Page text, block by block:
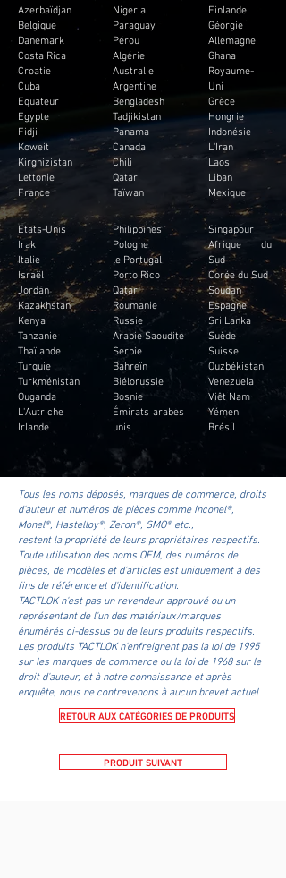
Azerbaïdjan
Belgique
Danemark
Costa Rica
Croatie
Cuba
Equateur
Egypte
Fidji
Koweit
Kirghizistan
Lettonie
France
Etats-Unis
Irak
Italie
Israël
Jordan
Kazakhstan
Kenya
Tanzanie
Thaïlande
Turquie
Turkménistan
Ouganda
L'Autriche
Irlande
Nigeria
Paraguay
Pérou
Algérie
Australie
Argentine
Bengladesh
Tadjikistan
Panama
Canada
Chili
Qatar
Taïwan
Philippines
Pologne
le Portugal
Porto Rico
Qatar
Roumanie
Russie
Arabie Saoudite
Serbie
Bahreïn
Biélorussie
Bosnie
Émirats arabes
unis
Finlande
Géorgie
Allemagne
Ghana
Royaume-
Uni
Grèce
Hongrie
Indonésie
L'Iran
Laos
Liban
Mexique
Singapour
Afrique du
Sud
Corée du Sud
Soudan
Espagne
Sri Lanka
Suède
Suisse
Ouzbékistan
Venezuela
Viêt Nam
Yémen
Brésil
Tous les noms déposés, marques de commerce, droits
d'auteur et numéros de pièces comme Inconel®,
Monel®, Hastelloy®, Zeron®, SMO® etc.,
restent la propriété de leurs propriétaires respectifs.
Toute utilisation des noms OEM, des numéros de
pièces, de modèles et d'articles est uniquement à des
fins de référence et d'identification.
TACTLOK n'est pas un revendeur approuvé ou un
représentant de l'un des matériaux/marques
énumérés ci-dessus ou de leurs produits respectifs.
Les produits TACTLOK n'enfreignent pas la loi de 1995
sur les marques de commerce ou la loi de 1968 sur le
droit d'auteur, et à notre connaissance et après
enquête, nous ne contrevenons à aucun brevet actuel
RETOUR AUX CATÉGORIES DE PRODUITS
PRODUIT SUIVANT